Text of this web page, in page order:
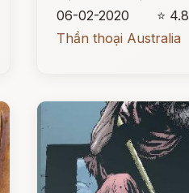
06-02-2020
⭐ 4.8
Thần thoại Australia